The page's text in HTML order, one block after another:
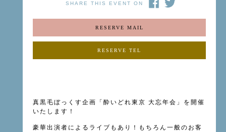
SHARE THIS EVENT ON
RESERVE MAIL
RESERVE TEL
真黒毛ぼっくす企画「酔いどれ東京 大忘年会」を開催
いたします！
豪華出演者によるライブもあり！もちろん一般のお客